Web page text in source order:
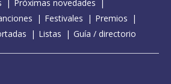
Próximas novedades
Festivales
Premios
Listas Guía / directorio